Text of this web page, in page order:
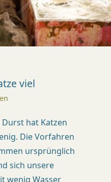
viel
hat Katzen
Die Vorfahren
ursprünglich
sich unsere
wenig Wasser